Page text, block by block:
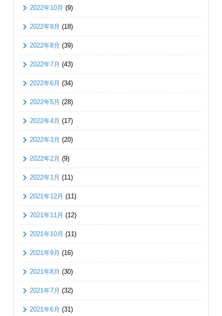
2022年10月 (9)
2022年9月 (18)
2022年8月 (39)
2022年7月 (43)
2022年6月 (34)
2022年5月 (28)
2022年4月 (17)
2022年3月 (20)
2022年2月 (9)
2022年1月 (11)
2021年12月 (11)
2021年11月 (12)
2021年10月 (11)
2021年9月 (16)
2021年8月 (30)
2021年7月 (32)
2021年6月 (31)